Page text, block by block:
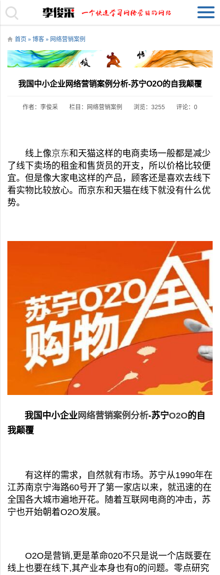
首页 » 博客 » 网络营销案例
我国中小企业网络营销案例分析-苏宁O2O的自我颠覆
作者：李俊采 栏目： 网络营销案例 浏览：3255 评论：0
线上像京东和天猫这样的电商卖场一般都是减少
了线下卖场的租金和售货员的开支，所以价格比较便
宜。但是像大家电这样的产品，顾客还是喜欢去线下
看实物比较放心。而京东和天猫在线下就没有什么优
势。
我国中小企业网络营销案例分析-苏宁O2O的自
我颠覆
有这样的需求，自然就有市场。苏宁从1990年在
江苏南京宁海路60号开了第一家店以来，就迅速的在
全国各大城市遍地开花。随着互联网电商的冲击，苏
宁也开始朝着O2O发展。
O2O是营销,更是革命020不只是说一个店既要在
线上也要在线下,其产业本身也有0的问题。零点研究